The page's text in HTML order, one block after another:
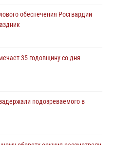
обеспечения Росгвардии
35 годовщину со дня
подозреваемого в